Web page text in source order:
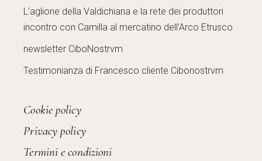
L’aglione della Valdichiana e la rete dei produttori
incontro con Camilla al mercatino dell’Arco Etrusco
newsletter CiboNostrvm
Testimonianza di Francesco cliente Cibonostrvm
Cookie policy
Privacy policy
Termini e condizioni